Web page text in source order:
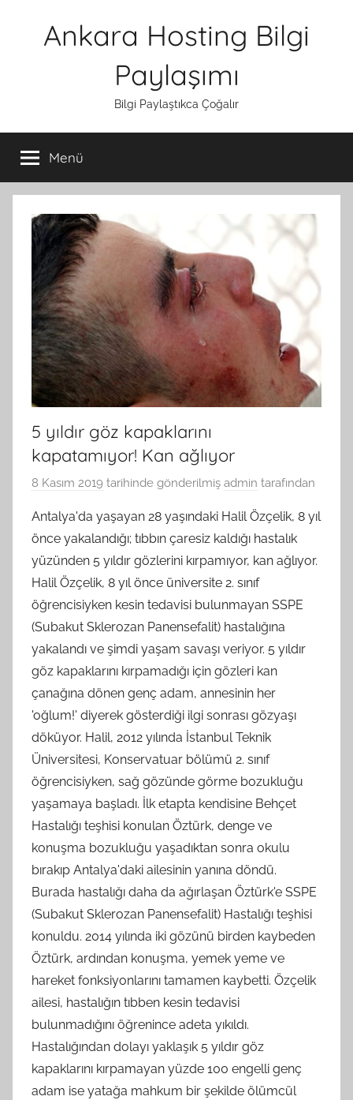
Ankara Hosting Bilgi
Paylaşımı
Bilgi Paylaştıkca Çoğalır
Menü
5 yıldır göz kapaklarını
kapatamıyor! Kan ağlıyor
8 Kasım 2019 tarihinde gönderilmiş admin tarafından
Antalya'da yaşayan 28 yaşındaki Halil Özçelik, 8 yıl
önce yakalandığı; tıbbın çaresiz kaldığı hastalık
yüzünden 5 yıldır gözlerini kırpamıyor, kan ağlıyor.
Halil Özçelik, 8 yıl önce üniversite 2. sınıf
öğrencisiyken kesin tedavisi bulunmayan SSPE
(Subakut Sklerozan Panensefalit) hastalığına
yakalandı ve şimdi yaşam savaşı veriyor. 5 yıldır
göz kapaklarını kırpamadığı için gözleri kan
çanağına dönen genç adam, annesinin her
'oğlum!' diyerek gösterdiği ilgi sonrası gözyaşı
döküyor. Halil, 2012 yılında İstanbul Teknik
Üniversitesi, Konservatuar bölümü 2. sınıf
öğrencisiyken, sağ gözünde görme bozukluğu
yaşamaya başladı. İlk etapta kendisine Behçet
Hastalığı teşhisi konulan Öztürk, denge ve
konuşma bozukluğu yaşadıktan sonra okulu
bırakıp Antalya'daki ailesinin yanına döndü.
Burada hastalığı daha da ağırlaşan Öztürk'e SSPE
(Subakut Sklerozan Panensefalit) Hastalığı teşhisi
konuldu. 2014 yılında iki gözünü birden kaybeden
Öztürk, ardından konuşma, yemek yeme ve
hareket fonksiyonlarını tamamen kaybetti. Özçelik
ailesi, hastalığın tıbben kesin tedavisi
bulunmadığını öğrenince adeta yıkıldı.
Hastalığından dolayı yaklaşık 5 yıldır göz
kapaklarını kırpamayan yüzde 100 engelli genç
adam ise yatağa mahkum bir şekilde ölümcül